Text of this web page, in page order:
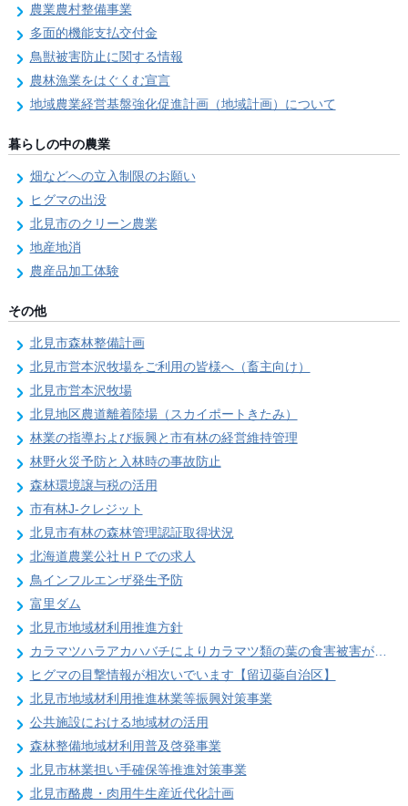
農業農村整備事業
多面的機能支払交付金
鳥獣被害防止に関する情報
農林漁業をはぐくむ宣言
地域農業経営基盤強化促進計画（地域計画）について
暮らしの中の農業
畑などへの立入制限のお願い
ヒグマの出没
北見市のクリーン農業
地産地消
農産品加工体験
その他
北見市森林整備計画
北見市営本沢牧場をご利用の皆様へ（畜主向け）
北見市営本沢牧場
北見地区農道離着陸場（スカイポートきたみ）
林業の指導および振興と市有林の経営維持管理
林野火災予防と入林時の事故防止
森林環境譲与税の活用
市有林J-クレジット
北見市有林の森林管理認証取得状況
北海道農業公社ＨＰでの求人
鳥インフルエンザ発生予防
富里ダム
北見市地域材利用推進方針
カラマツハラアカハバチによりカラマツ類の葉の食害被害が発生することがあります
ヒグマの目撃情報が相次いでいます【留辺蘂自治区】
北見市地域材利用推進林業等振興対策事業
公共施設における地域材の活用
森林整備地域材利用普及啓発事業
北見市林業担い手確保等推進対策事業
北見市酪農・肉用牛生産近代化計画